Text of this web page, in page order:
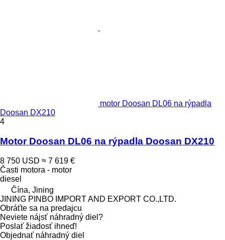
motor Doosan DL06 na rýpadla
Doosan DX210
4
Motor Doosan DL06 na rýpadla Doosan DX210
8 750 USD ≈ 7 619 €
Časti motora - motor
diesel
Čína, Jining
JINING PINBO IMPORT AND EXPORT CO.,LTD.
Obráťte sa na predajcu
Neviete nájsť náhradný diel?
Poslať žiadosť ihneď!
Objednať náhradný diel